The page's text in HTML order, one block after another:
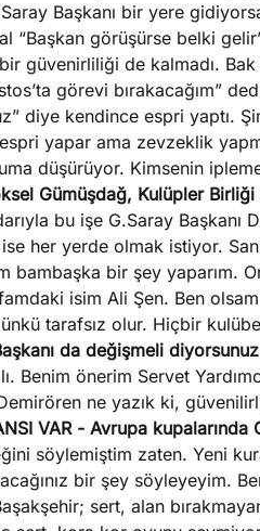
Başkanı bir yere
“Başkan görüşürse belki
bir güvenirliliği de kalmadı.
görevi bırakacağım”
diye kendince espri yaptı.
yapar ama zevzeklik
düşürüyor. Kimsenin
Gümüşdağ, Kulüpler Birliği
bu işe G.Saray Başkanı
her yerde olmak istiyor.
bir şey yaparım.
isim Ali Şen. Ben
tarafsız olur. Hiçbir
da değişmeli
Benim önerim Servet
ne yazık ki,
VAR - Avrupa kupalarında
söylemiştim zaten. Yeni
bir şey söyleyeyim.
sert, alan